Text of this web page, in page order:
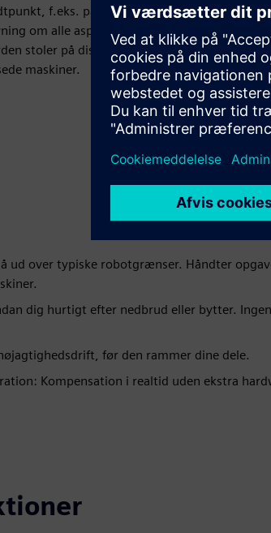
f.eks. på fræsespindler.
om alle aspekter af robot- og
stoler på disse løsninger - især til
maskiner.
ud over typiske robotgrænser. Håndter
dig hurtigt efter nedbrud eller bytter.
før den rammer dine dele.
Kompensation i realtid uden ekstra